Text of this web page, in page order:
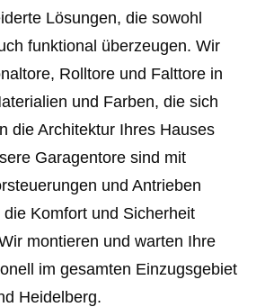
Lösungen, die sowohl
funktional überzeugen. Wir
Rolltore und Falttore in
und Farben, die sich
die Architektur Ihres Hauses
Garagentore sind mit
und Antrieben
Komfort und Sicherheit
montieren und warten Ihre
im gesamten Einzugsgebiet
Heidelberg.